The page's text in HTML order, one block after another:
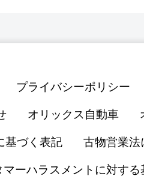
プライバシーポリシー
オリックス自動車
基づく表記 古物営業法
マーハラスメントに対する